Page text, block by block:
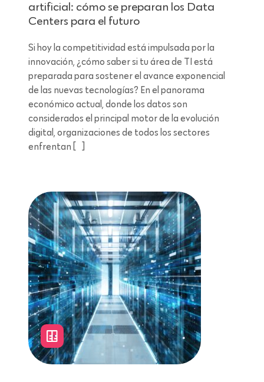
artificial: cómo se preparan los Data
Centers para el futuro
Si hoy la competitividad está impulsada por la
innovación, ¿cómo saber si tu área de TI está
preparada para sostener el avance exponencial
de las nuevas tecnologías? En el panorama
económico actual, donde los datos son
considerados el principal motor de la evolución
digital, organizaciones de todos los sectores
enfrentan […]